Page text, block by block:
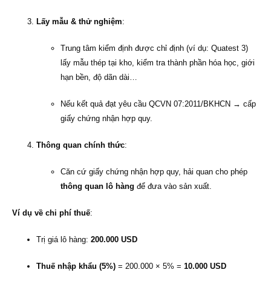
Lấy mẫu & thử nghiệm:
Trung tâm kiểm định được chỉ định (ví dụ: Quatest 3)
lấy mẫu thép tại kho, kiểm tra thành phần hóa học, giới
hạn bền, độ dãn dài…
Nếu kết quả đạt yêu cầu QCVN 07:2011/BKHCN → cấp
giấy chứng nhận hợp quy.
Thông quan chính thức:
Căn cứ giấy chứng nhận hợp quy, hải quan cho phép
thông quan lô hàng để đưa vào sản xuất.
Ví dụ về chi phí thuế:
Trị giá lô hàng: 200.000 USD
Thuế nhập khẩu (5%) = 200.000 × 5% = 10.000 USD